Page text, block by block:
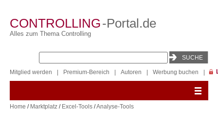
CONTROLLING-Portal.de
Alles zum Thema Controlling
Mitglied werden Premium-Bereich Autoren Werbung buchen
Home / Marktplatz / Excel-Tools /Analyse-Tools